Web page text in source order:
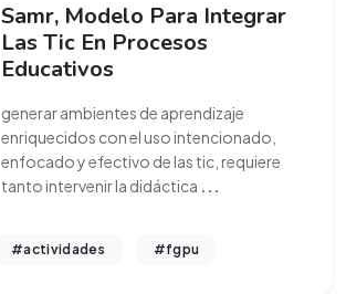
Samr, Modelo Para Integrar
Las Tic En Procesos
Educativos
generar ambientes de aprendizaje
enriquecidos con el uso intencionado,
enfocado y efectivo de las tic, requiere
tanto intervenir la didáctica ...
#actividades #fgpu